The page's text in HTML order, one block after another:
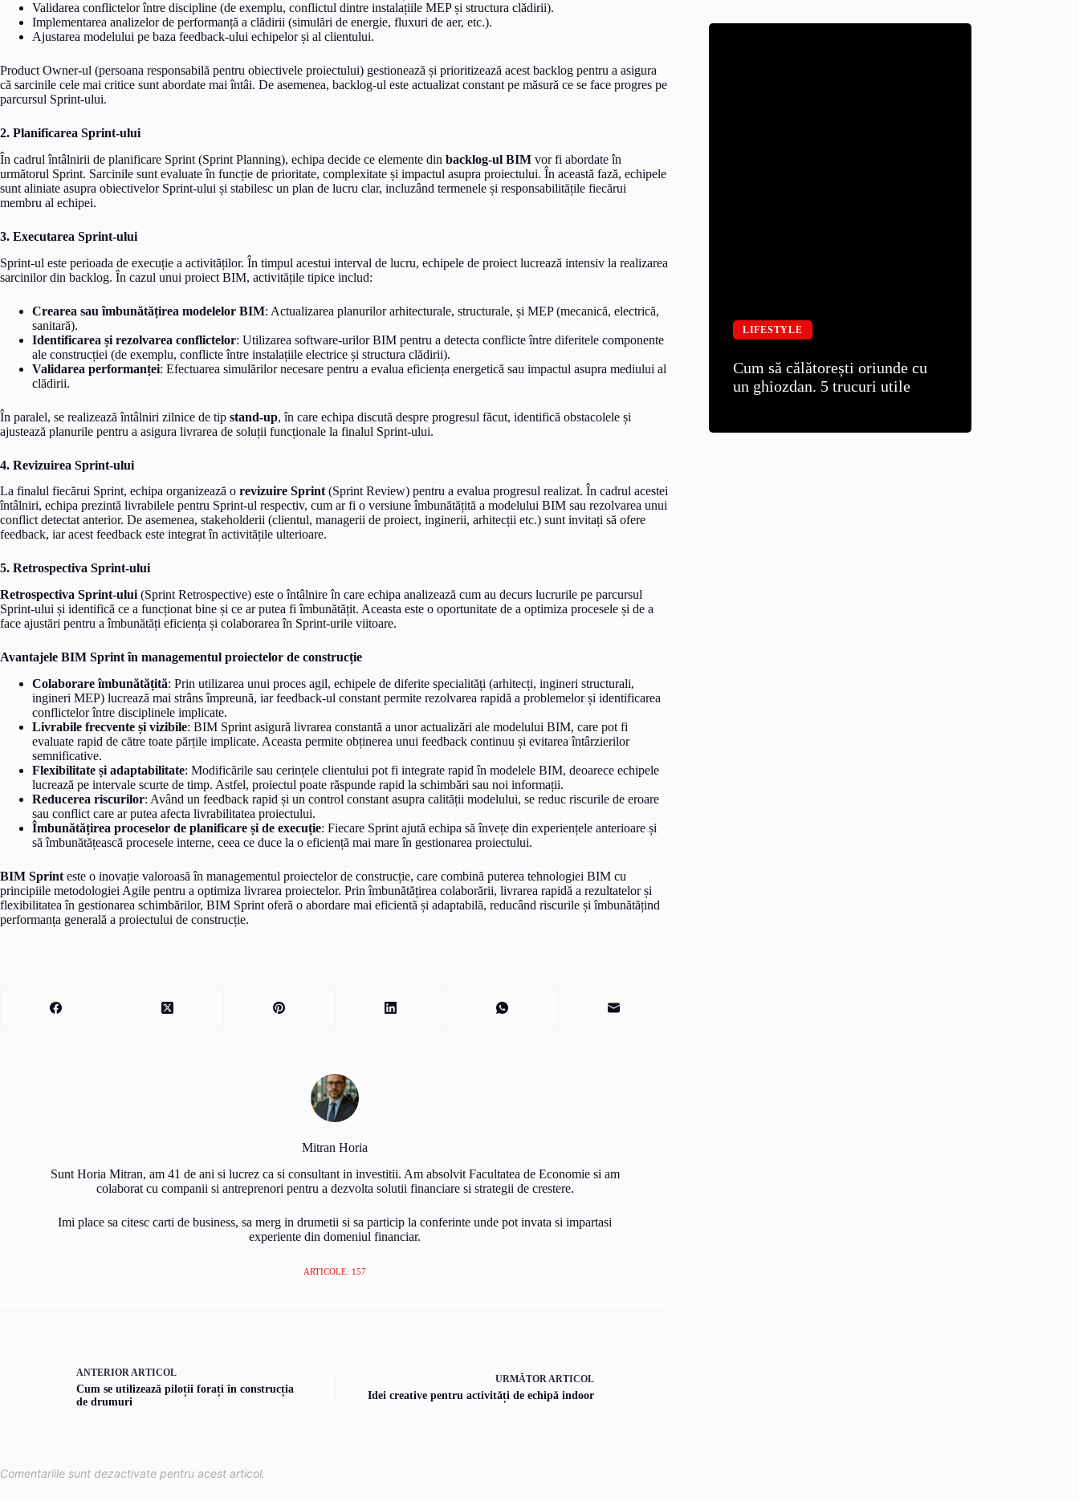
Validarea conflictelor între discipline (de exemplu, conflictul dintre instalațiile MEP și structura clădirii).
Implementarea analizelor de performanță a clădirii (simulări de energie, fluxuri de aer, etc.).
Ajustarea modelului pe baza feedback-ului echipelor și al clientului.
Product Owner-ul (persoana responsabilă pentru obiectivele proiectului) gestionează și prioritizează acest backlog pentru a asigura
că sarcinile cele mai critice sunt abordate mai întâi. De asemenea, backlog-ul este actualizat constant pe măsură ce se face progres pe
parcursul Sprint-ului.
2. Planificarea Sprint-ului
În cadrul întâlnirii de planificare Sprint (Sprint Planning), echipa decide ce elemente din backlog-ul BIM vor fi abordate în
următorul Sprint. Sarcinile sunt evaluate în funcție de prioritate, complexitate și impactul asupra proiectului. În această fază, echipele
sunt aliniate asupra obiectivelor Sprint-ului și stabilesc un plan de lucru clar, incluzând termenele și responsabilitățile fiecărui
membru al echipei.
3. Executarea Sprint-ului
Sprint-ul este perioada de execuție a activităților. În timpul acestui interval de lucru, echipele de proiect lucrează intensiv la realizarea
sarcinilor din backlog. În cazul unui proiect BIM, activitățile tipice includ:
Crearea sau îmbunătățirea modelelor BIM: Actualizarea planurilor arhitecturale, structurale, și MEP (mecanică, electrică,
sanitară).
Identificarea și rezolvarea conflictelor: Utilizarea software-urilor BIM pentru a detecta conflicte între diferitele componente
ale construcției (de exemplu, conflicte între instalațiile electrice și structura clădirii).
Validarea performanței: Efectuarea simulărilor necesare pentru a evalua eficiența energetică sau impactul asupra mediului al
clădirii.
În paralel, se realizează întâlniri zilnice de tip stand-up, în care echipa discută despre progresul făcut, identifică obstacolele și
ajustează planurile pentru a asigura livrarea de soluții funcționale la finalul Sprint-ului.
4. Revizuirea Sprint-ului
La finalul fiecărui Sprint, echipa organizează o revizuire Sprint(Sprint Review) pentru a evalua progresul realizat. În cadrul acestei
întâlniri, echipa prezintă livrabilele pentru Sprint-ul respectiv, cum ar fi o versiune îmbunătățită a modelului BIM sau rezolvarea unui
conflict detectat anterior. De asemenea, stakeholderii (clientul, managerii de proiect, inginerii, arhitecții etc.) sunt invitați să ofere
feedback, iar acest feedback este integrat în activitățile ulterioare.
5. Retrospectiva Sprint-ului
Retrospectiva Sprint-ului (Sprint Retrospective) este o întâlnire în care echipa analizează cum au decurs lucrurile pe parcursul
Sprint-ului și identifică ce a funcționat bine și ce ar putea fi îmbunătățit. Aceasta este o oportunitate de a optimiza procesele și de a
face ajustări pentru a îmbunătăți eficiența și colaborarea în Sprint-urile viitoare.
Avantajele BIM Sprint în managementul proiectelor de construcție
Colaborare îmbunătățită: Prin utilizarea unui proces agil, echipele de diferite specialități (arhitecți, ingineri structurali,
ingineri MEP) lucrează mai strâns împreună, iar feedback-ul constant permite rezolvarea rapidă a problemelor și identificarea
conflictelor între disciplinele implicate.
Livrabile frecvente și vizibile: BIM Sprint asigură livrarea constantă a unor actualizări ale modelului BIM, care pot fi
evaluate rapid de către toate părțile implicate. Aceasta permite obținerea unui feedback continuu și evitarea întârzierilor
semnificative.
Flexibilitate și adaptabilitate: Modificările sau cerințele clientului pot fi integrate rapid în modelele BIM, deoarece echipele
lucrează pe intervale scurte de timp. Astfel, proiectul poate răspunde rapid la schimbări sau noi informații.
Reducerea riscurilor: Având un feedback rapid și un control constant asupra calității modelului, se reduc riscurile de eroare
sau conflict care ar putea afecta livrabilitatea proiectului.
Îmbunătățirea proceselor de planificare și de execuție: Fiecare Sprint ajută echipa să învețe din experiențele anterioare și
să îmbunătățească procesele interne, ceea ce duce la o eficiență mai mare în gestionarea proiectului.
BIM Sprint este o inovație valoroasă în managementul proiectelor de construcție, care combină puterea tehnologiei BIM cu
principiile metodologiei Agile pentru a optimiza livrarea proiectelor. Prin îmbunătățirea colaborării, livrarea rapidă a rezultatelor și
flexibilitatea în gestionarea schimbărilor, BIM Sprint oferă o abordare mai eficientă și adaptabilă, reducând riscurile și îmbunătățind
performanța generală a proiectului de construcție.
Mitran Horia
Sunt Horia Mitran, am 41 de ani si lucrez ca si consultant in investitii. Am absolvit Facultatea de Economie si am
colaborat cu companii si antreprenori pentru a dezvolta solutii financiare si strategii de crestere.
Imi place sa citesc carti de business, sa merg in drumetii si sa particip la conferinte unde pot invata si impartasi
experiente din domeniul financiar.
ARTICOLE: 157
ANTERIORARTICOL
Cum se utilizează piloții forați în construcția
de drumuri
URMĂTORARTICOL
Idei creative pentru activități de echipă indoor
Comentariile sunt dezactivate pentru acest articol.
LIFESTYLE
Cum să călătorești oriunde cu
un ghiozdan. 5 trucuri utile